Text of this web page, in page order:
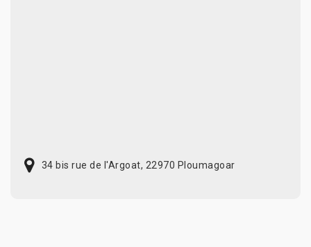
34 bis rue de l'Argoat, 22970 Ploumagoar